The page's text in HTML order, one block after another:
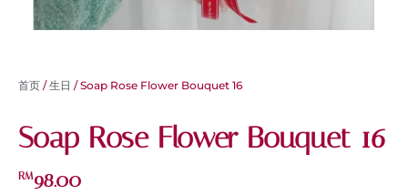
首页 /生日 / Soap Rose Flower Bouquet 16
Soap Rose Flower Bouquet 16
RM98.00